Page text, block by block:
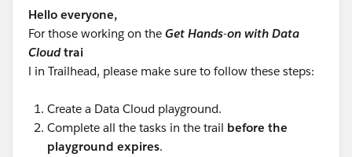
Hello everyone,
For those working on the Get Hands-on with Data
Cloudtrai
l in Trailhead, please make sure to follow these steps:
Create a Data Cloud playground.
Complete all the tasks in the trail before the
playground expires.